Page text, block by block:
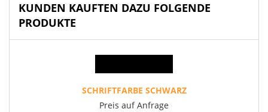
KUNDEN KAUFTEN DAZU FOLGENDE
PRODUKTE
SCHRIFTFARBE SCHWARZ
Preis auf Anfrage